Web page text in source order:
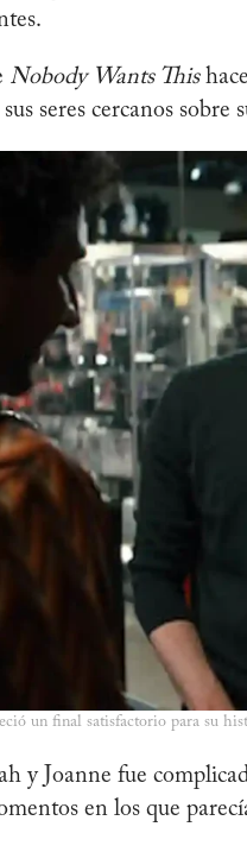
Nobody Wants This
seres cercanos sobre
un final satisfactorio para su
y Joanne fue
en los que